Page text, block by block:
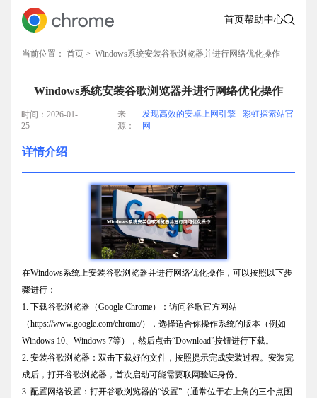
首页帮助中心
当前位置： 首页 > Windows系统安装谷歌浏览器并进行网络优化操作
Windows系统安装谷歌浏览器并进行网络优化操作
时间：2026-01-
25
来
源：
发现高效的安卓上网引擎 - 彩虹探索站官
网
详情介绍
在Windows系统上安装谷歌浏览器并进行网络优化操作，可以按照以下步
骤进行：
1. 下载谷歌浏览器（Google Chrome）：访问谷歌官方网站
（https://www.google.com/chrome/），选择适合你操作系统的版本（例如
Windows 10、Windows 7等），然后点击“Download”按钮进行下载。
2. 安装谷歌浏览器：双击下载好的文件，按照提示完成安装过程。安装完
成后，打开谷歌浏览器，首次启动可能需要联网验证身份。
3. 配置网络设置：打开谷歌浏览器的“设置”（通常位于右上角的三个点图